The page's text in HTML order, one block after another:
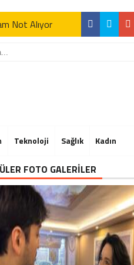
Not Alıyor
Not Alıyor
Teknoloji Sağlık Kadın
FOTO GALERİLER